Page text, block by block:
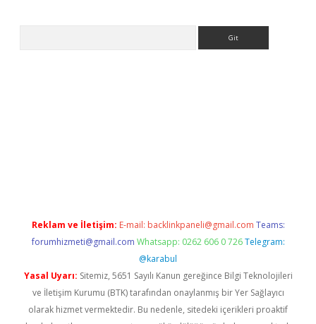
Reklam ve İletişim: E-mail: backlinkpaneli@gmail.com Teams:
forumhizmeti@gmail.com Whatsapp: 0262 606 0 726 Telegram:
@karabul
Yasal Uyarı: Sitemiz, 5651 Sayılı Kanun gereğince Bilgi Teknolojileri
ve İletişim Kurumu (BTK) tarafından onaylanmış bir Yer Sağlayıcı
olarak hizmet vermektedir. Bu nedenle, sitedeki içerikleri proaktif